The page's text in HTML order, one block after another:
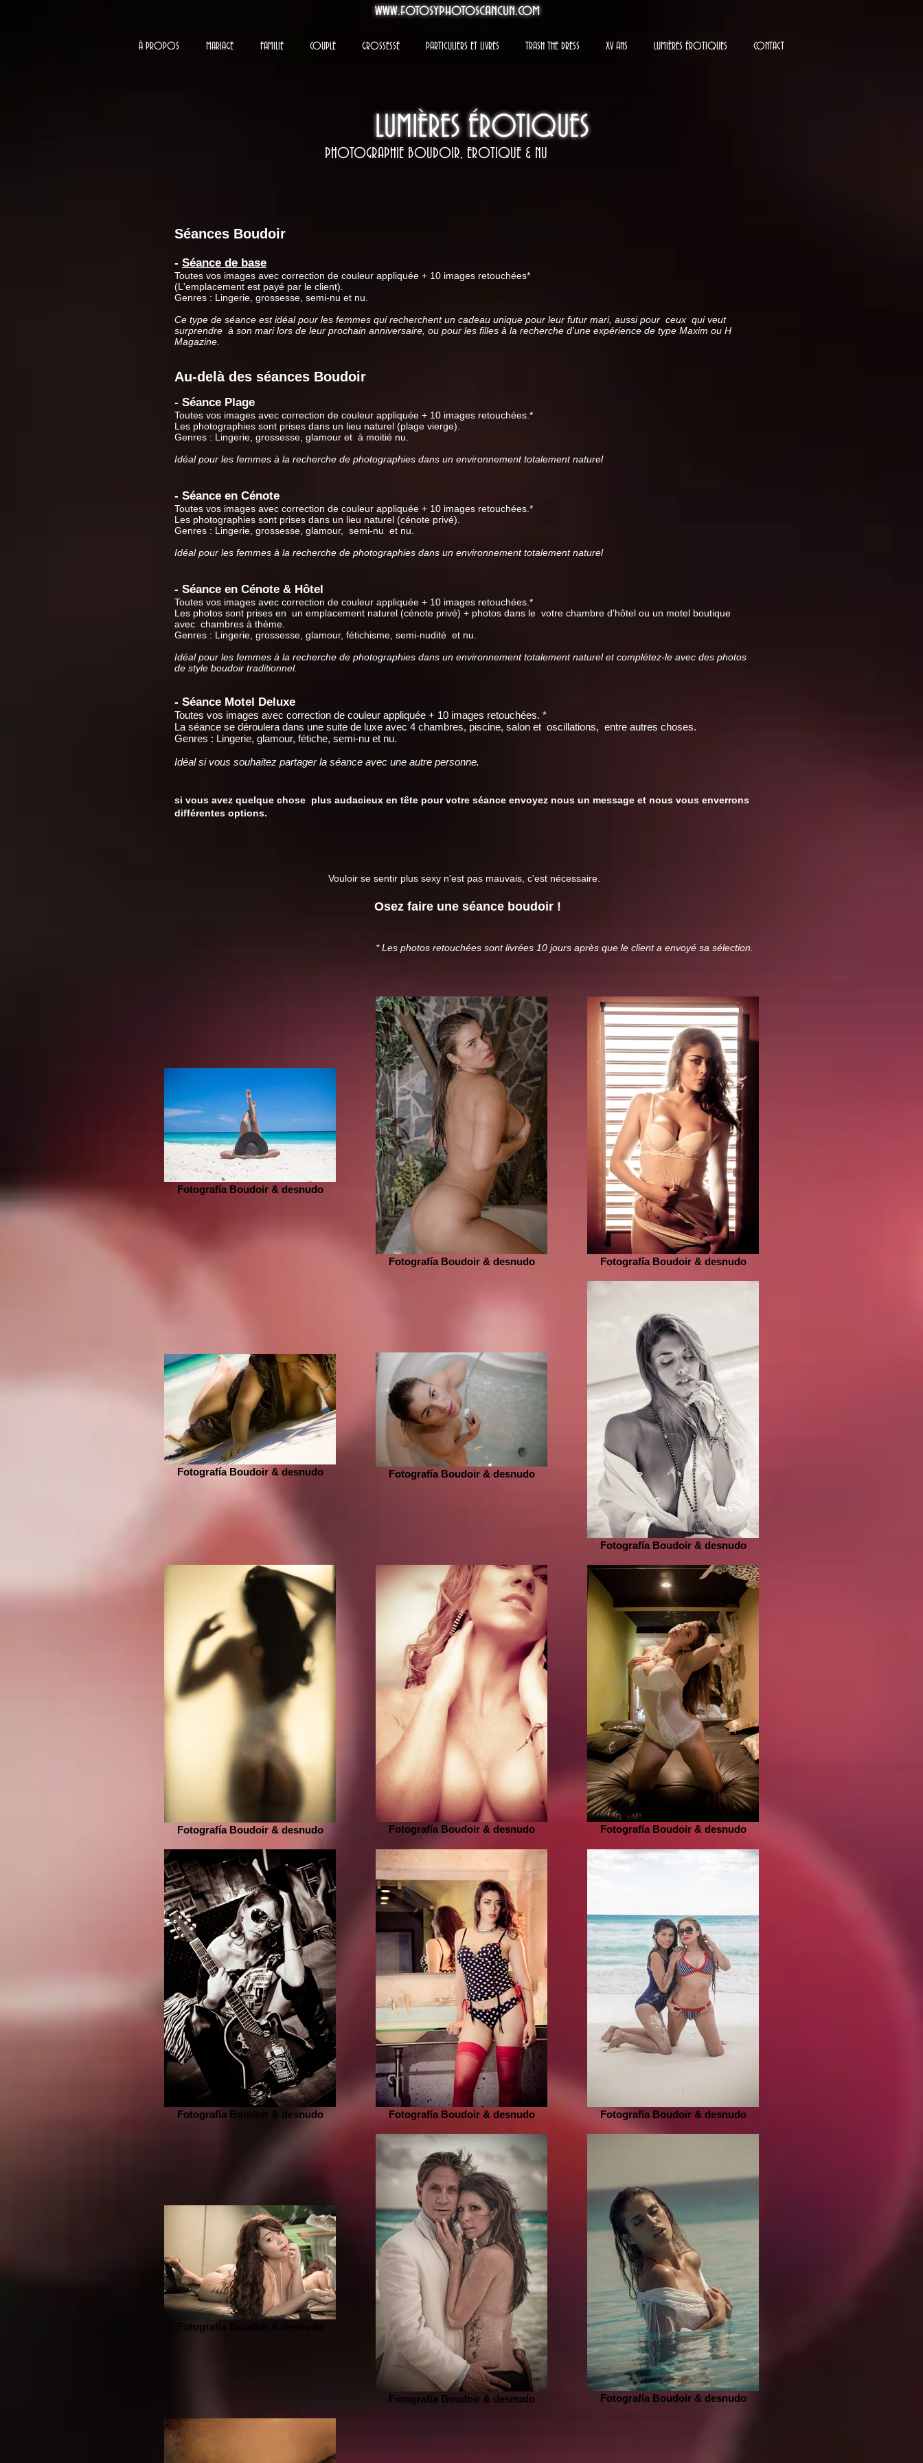
www.fotosyphotoscancun.com
À PROPOS MARIAGE FAMILIE COUPLE GROSSESSE PARTICULIERS ET LIVRES TRASH THE DRESS XV ANS LUMIÈRES ÉROTIQUES CONTACT
LUMIÈRES ÉROTIQUES
PHOTOGRAPHIE BOUDOIR, EROTIQUE & NU
Séances Boudoir
- Séance de base
Toutes vos images avec correction de couleur appliquée + 10 images retouchées*
(L'emplacement est payé par le client).
Genres : Lingerie, grossesse, semi-nu et nu.
Ce type de séance est idéal pour les femmes qui recherchent un cadeau unique pour leur futur mari, aussi pour ceux qui veut
surprendre à son mari lors de leur prochain anniversaire, ou pour les filles à la recherche d'une expérience de type Maxim ou H
Magazine.
Au-delà des séances Boudoir
- Séance Plage
Toutes vos images avec correction de couleur appliquée + 10 images retouchées.*
Les photographies sont prises dans un lieu naturel (plage vierge).
Genres : Lingerie, grossesse, glamour et à moitié nu.
Idéal pour les femmes à la recherche de photographies dans un environnement totalement naturel
- Séance en Cénote
Toutes vos images avec correction de couleur appliquée + 10 images retouchées.*
Les photographies sont prises dans un lieu naturel (cénote privé).
Genres : Lingerie, grossesse, glamour,
semi-nu et nu.
Idéal pour les femmes à la recherche de photographies dans un environnement totalement naturel
- Séance en Cénote & Hôtel
Toutes vos images avec correction de couleur appliquée + 10 images retouchées.*
Les photos sont prises en
un emplacement naturel (cénote privé) + photos dans le votre chambre d'hôtel ou un motel boutique
avec chambres à thème.
Genres : Lingerie, grossesse, glamour, fétichisme, semi-nudité et nu.
Idéal pour les femmes à la recherche de photographies dans un environnement totalement naturel et complétez-le avec des photos
de style boudoir traditionnel.
- Séance Motel Deluxe
Toutes vos images avec correction de couleur appliquée + 10 images retouchées. *
La séance se déroulera dans une suite de luxe avec 4 chambres, piscine, salon et oscillations, entre autres choses.
Genres : Lingerie, glamour, fétiche, semi-nu et nu.
Idéal si vous souhaitez partager la séance avec une autre personne.
si vous avez quelque chose plus audacieux en tête pour votre séance envoyez nous un message et nous vous enverrons
différentes options.
Vouloir se sentir plus sexy n'est pas mauvais, c'est nécessaire.
Osez faire une séance boudoir !
* Les photos retouchées sont livrées 10 jours après que le client a envoyé sa sélection.
Fotografía Boudoir & desnudo
Fotografía Boudoir & desnudo Fotografía Boudoir & desnudo
Fotografía Boudoir & desnudo Fotografía Boudoir & desnudo
Fotografía Boudoir & desnudo
Fotografía Boudoir & desnudo Fotografía Boudoir & desnudo Fotografía Boudoir & desnudo
Fotografía Boudoir & desnudo Fotografía Boudoir & desnudo Fotografía Boudoir & desnudo
Fotografía Boudoir & desnudo
Fotografía Boudoir & desnudo Fotografía Boudoir & desnudo